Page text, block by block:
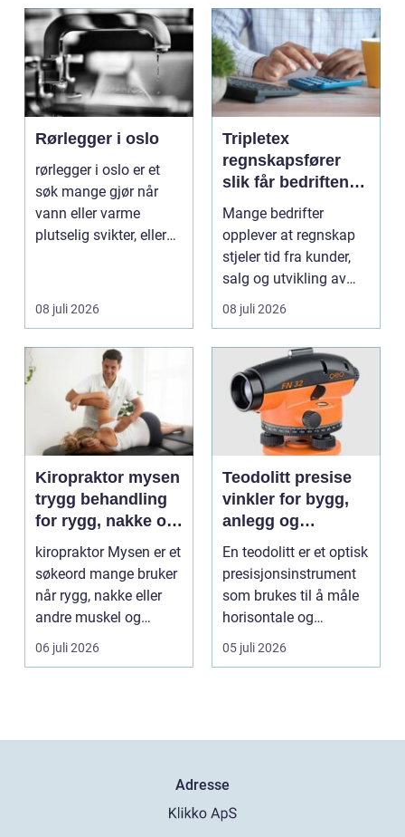
Rørlegger i oslo
rørlegger i oslo er et
søk mange gjør når
vann eller varme
plutselig svikter, eller
08 juli 2026
Tripletex
regnskapsfører
slik får bedriften
mer ut av
regnskapet
Mange bedrifter
opplever at regnskap
stjeler tid fra kunder,
salg og utvikling av
virksomheten. Samt...
08 juli 2026
Kiropraktor mysen
trygg behandling
for rygg, nakke og
ledd
kiropraktor Mysen er et
søkeord mange bruker
når rygg, nakke eller
andre muskel og
leddplager begynn...
06 juli 2026
Teodolitt presise
vinkler for bygg,
anlegg og
kartlegging
En teodolitt er et optisk
presisjonsinstrument
som brukes til å måle
horisontale og
vertikale vinkle...
05 juli 2026
Adresse